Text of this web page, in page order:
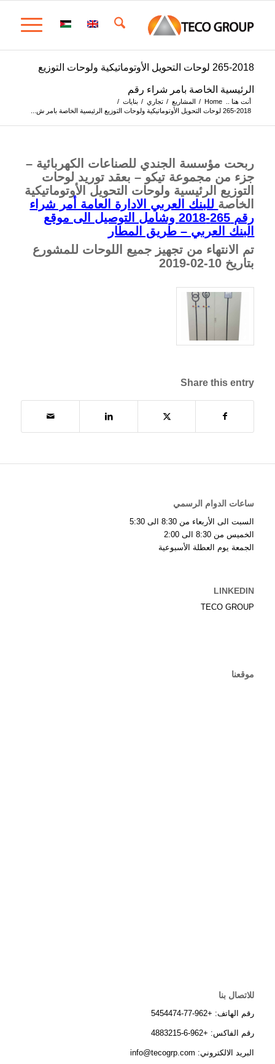
265-2018 لوحات التحويل الأوتوماتيكية ولوحات التوزيع
الرئيسية الخاصة بامر شراء رقم
أنت هنا .. Home
/ المشاريع / تجاري / بنايات /
265-2018 لوحات التحويل الأوتوماتيكية ولوحات التوزيع الرئيسية الخاصة بامر ش...
ربحت مؤسسة الجندي للصناعات الكهربائية –
جزء من مجموعة تيكو – بعقد توريد لوحات
التوزيع الرئيسية ولوحات التحويل الأوتوماتيكية
الخاصة للبنك العربي الادارة العامة أمر شراء
رقم 265-2018 وشامل التوصيل الى موقع
البنك العربي – طريق المطار
تم الانتهاء من تجهيز جميع اللوحات للمشورع
بتاريخ 10-02-2019
Share this entry
ساعات الدوام الرسمي
السبت الى الأربعاء من 8:30 الى 5:30
الخميس من 8:30 الى 2:00
الجمعة يوم العطلة الأسبوعية
LINKEDIN
TECO GROUP
موقعنا
للاتصال بنا
رقم الهاتف: +962-77-5454474
رقم الفاكس: +962-6-4883215
البريد الالكتروني: info@tecogrp.com